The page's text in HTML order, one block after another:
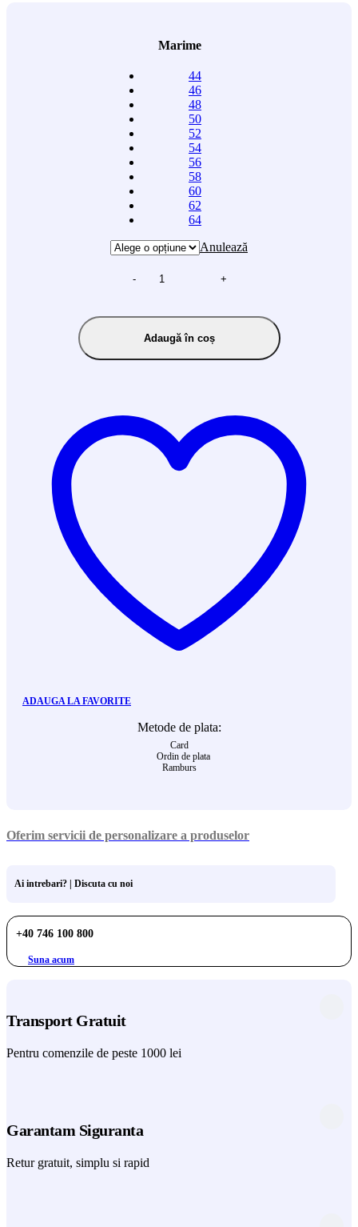
Marime
44
46
48
50
52
54
56
58
60
62
64
Anulează
- +
Adaugă în coș
ADAUGA LA FAVORITE
Metode de plata:
Card
Ordin de plata
Ramburs
Oferim servicii de personalizare a produselor
Ai intrebari? | Discuta cu noi
+40 746 100 800
Suna acum
Transport Gratuit
Pentru comenzile de peste 1000 lei
Garantam Siguranta
Retur gratuit, simplu si rapid